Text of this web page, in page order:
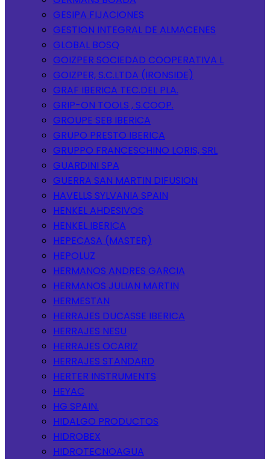
GESIPA FIJACIONES
GESTION INTEGRAL DE ALMACENES
GLOBAL BOSQ
GOIZPER SOCIEDAD COOPERATIVA L
GOIZPER, S.C.LTDA (IRONSIDE)
GRAF IBERICA TEC.DEL PLA.
GRIP-ON TOOLS , S.COOP.
GROUPE SEB IBERICA
GRUPO PRESTO IBERICA
GRUPPO FRANCESCHINO LORIS, SRL
GUARDINI SPA
GUERRA SAN MARTIN DIFUSION
HAVELLS SYLVANIA SPAIN
HENKEL AHDESIVOS
HENKEL IBERICA
HEPECASA (MASTER)
HEPOLUZ
HERMANOS ANDRES GARCIA
HERMANOS JULIAN MARTIN
HERMESTAN
HERRAJES DUCASSE IBERICA
HERRAJES NESU
HERRAJES OCARIZ
HERRAJES STANDARD
HERTER INSTRUMENTS
HEYAC
HG SPAIN.
HIDALGO PRODUCTOS
HIDROBEX
HIDROTECNOAGUA